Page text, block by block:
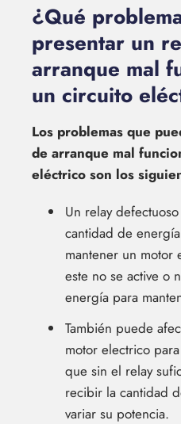
¿Qué
presentar un
arranque mal
un circuito
Los problemas que
de arranque mal
eléctrico son los
Un relay
cantidad de
mantener un motor
este no se active o
energía para
También puede
motor electrico
que sin el relay
recibir la cantidad
variar su potencia.